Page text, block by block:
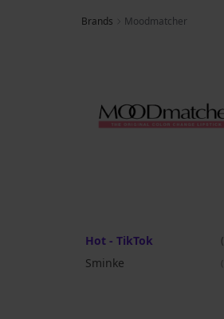
Brands Moodmatcher
Hot - TikTok
Sminke